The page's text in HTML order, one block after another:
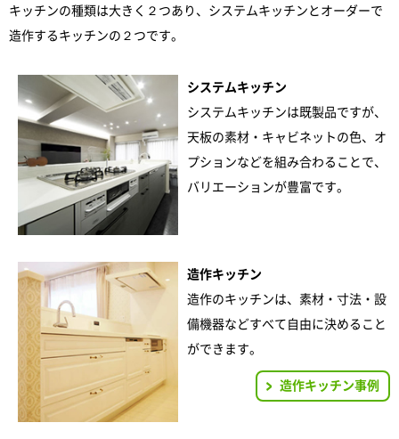
キッチンの種類は大きく２つあり、システムキッチンとオーダーで
造作するキッチンの２つです。
システムキッチン
システムキッチンは既製品ですが、
天板の素材・キャビネットの色、オ
プションなどを組み合わることで、
バリエーションが豊富です。
造作キッチン
造作のキッチンは、素材・寸法・設
備機器などすべて自由に決めること
ができます。
造作キッチン事例